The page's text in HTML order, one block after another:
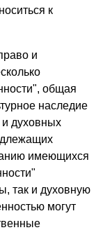
к
и
общая
наследие
и духовных
имеющихся
так и духовную
могут